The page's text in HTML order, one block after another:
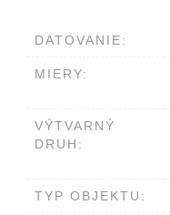
DATOVANIE:
MIERY:
VÝTVARNÝ
DRUH:
TYP OBJEKTU: